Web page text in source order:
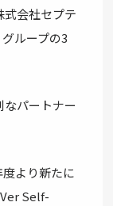
会社セプテ
ループの3
パートナー
より新たに
Self-